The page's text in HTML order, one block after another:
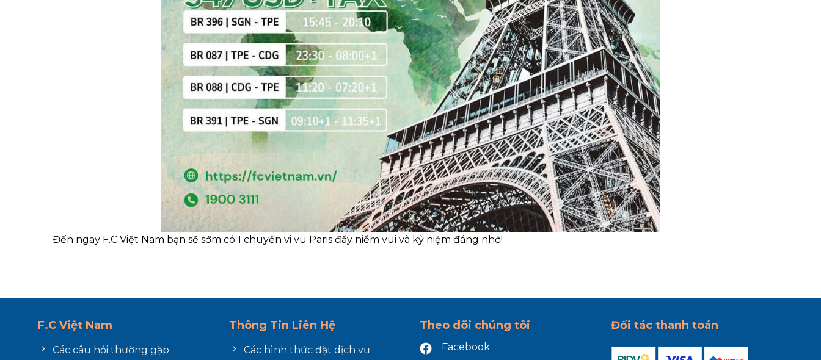
Đến ngay F.C Việt Nam bạn sẽ sớm có 1 chuyến vi vu Paris đầy niềm vui và kỷ niệm đáng nhớ!
F.C Việt Nam
Các câu hỏi thường gặp
Thông Tin Liên Hệ
Các hình thức đặt dịch vụ
Theo dõi chúng tôi
Facebook
Đối tác thanh toán